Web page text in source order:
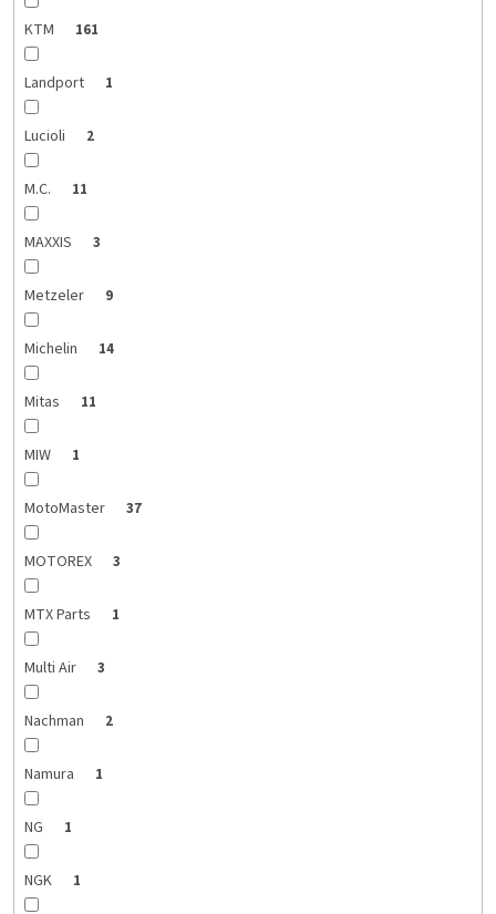
KTM 161
Landport 1
Lucioli 2
M.C. 11
MAXXIS 3
Metzeler 9
Michelin 14
Mitas 11
MIW 1
MotoMaster 37
MOTOREX 3
MTX Parts 1
Multi Air 3
Nachman 2
Namura 1
NG 1
NGK 1